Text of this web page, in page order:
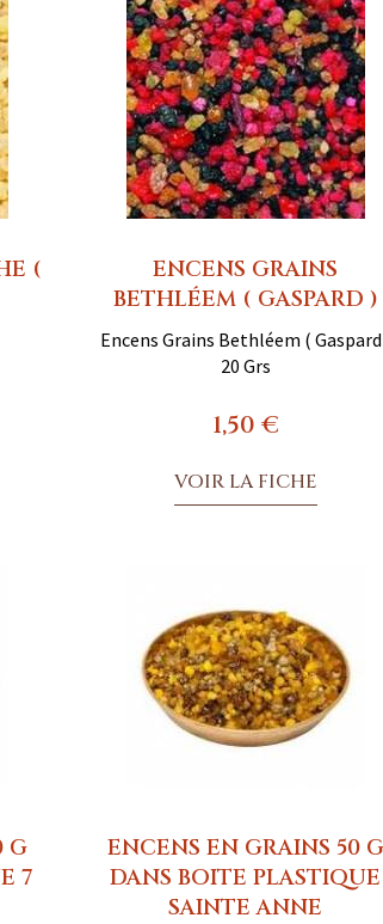
(
ENCENS GRAINS
BETHLÉEM ( GASPARD )
Encens Grains Bethléem (
20 Grs
1,50 €
VOIR LA FICHE
G
7
ENCENS EN GRAINS 50 G
DANS BOITE PLASTIQUE
SAINTE ANNE